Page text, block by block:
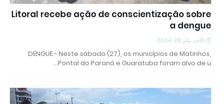
Litoral recebe ação de conscientização sobre
a dengue
الأحد, يناير 28, 2024
DENGUE - Neste sábado (27), os municípios de Matinhos,
Pontal do Paraná e Guaratuba foram alvo de u…